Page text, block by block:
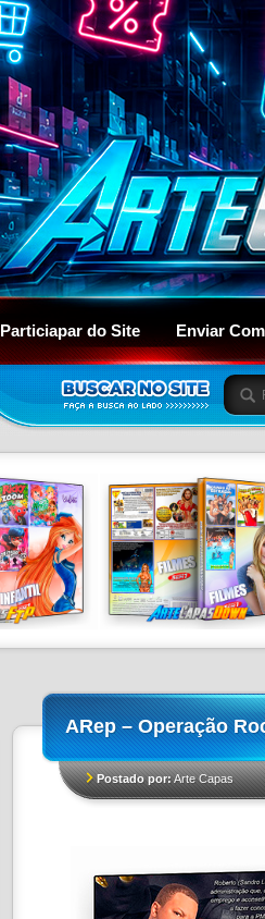
Particiapar do Site Enviar
ARep – Operação
Postado por:Arte Capas